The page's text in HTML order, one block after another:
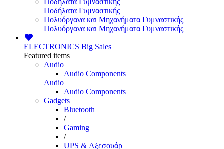
Ποδήλατα Γυμναστικής
Ποδήλατα Γυμναστικής
Πολυόργανα και Μηχανήματα Γυμναστικής
Πολυόργανα και Μηχανήματα Γυμναστικής
ELECTRONICS Big Sales
Featured items
Audio
Audio Components
Audio
Audio Components
Gadgets
Bluetooth
/
Gaming
/
UPS & Αξεσουάρ